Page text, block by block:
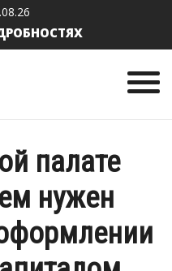
палате
нужен